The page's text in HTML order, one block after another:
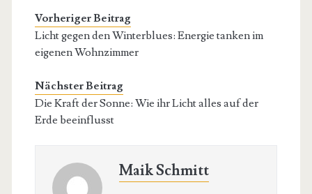
Vorheriger Beitrag
Licht gegen den Winterblues: Energie tanken im
eigenen Wohnzimmer
Nächster Beitrag
Die Kraft der Sonne: Wie ihr Licht alles auf der
Erde beeinflusst
Maik Schmitt